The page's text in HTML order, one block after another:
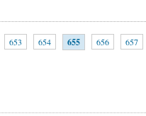
653 654 655 656
657